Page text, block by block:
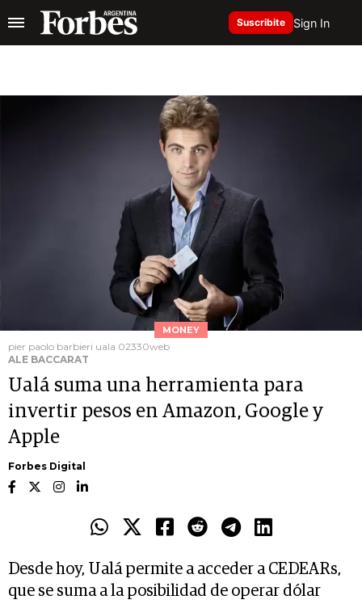
Suscribite Sign In
MONEY
pier paolo barbieri uala 02330web
ALE BACCARAT
Ualá suma una herramienta para
invertir pesos en Amazon, Google y
Apple
Forbes Digital
Desde hoy, Ualá permite a acceder a CEDEARs,
que se suma a la posibilidad de operar dólar